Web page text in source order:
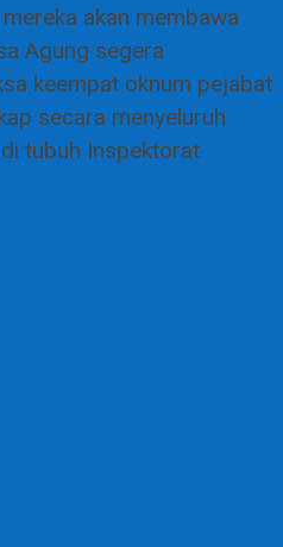
akan membawa
Agung segera
keempat oknum pejabat
secara menyeluruh
tubuh Inspektorat